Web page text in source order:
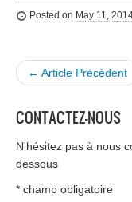
Posted on May 11,
← Article Précédent
CONTACTEZ-NOUS
N'hésitez pas à nous
dessous
* champ obligatoire